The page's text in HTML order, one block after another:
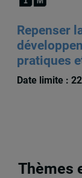
Repenser
pratiques
Date limite :
Thèmes